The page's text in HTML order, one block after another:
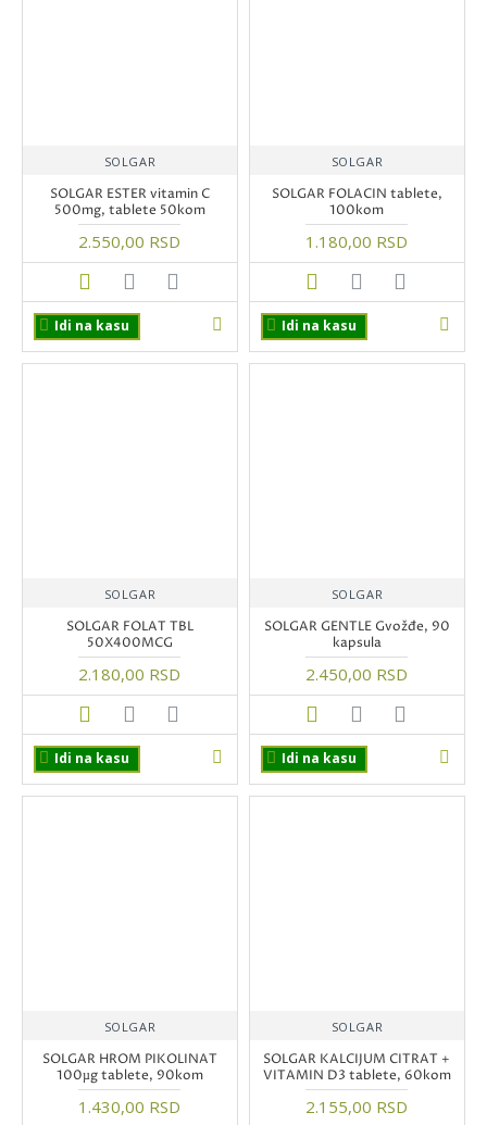
SOLGAR
SOLGAR ESTER vitamin C
500mg, tablete 50kom
2.550,00 RSD
Idi na kasu
SOLGAR
SOLGAR FOLACIN tablete,
100kom
1.180,00 RSD
Idi na kasu
SOLGAR
SOLGAR FOLAT TBL
50X400MCG
2.180,00 RSD
Idi na kasu
SOLGAR
SOLGAR GENTLE Gvožđe, 90
kapsula
2.450,00 RSD
Idi na kasu
SOLGAR
SOLGAR HROM PIKOLINAT
100µg tablete, 90kom
1.430,00 RSD
SOLGAR
SOLGAR KALCIJUM CITRAT +
VITAMIN D3 tablete, 60kom
2.155,00 RSD